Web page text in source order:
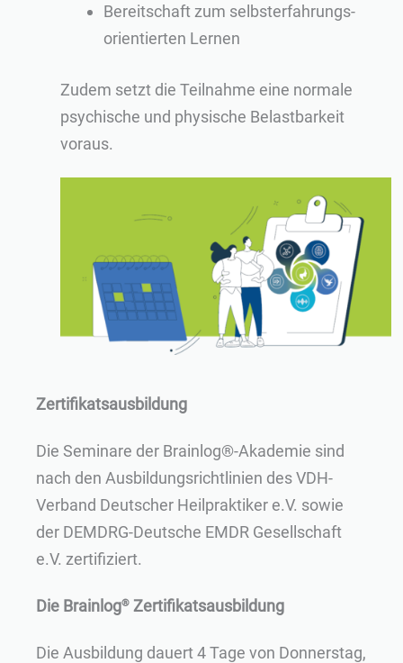
Bereitschaft zum selbsterfahrungs-
orientierten Lernen
Zudem setzt die Teilnahme eine normale
psychische und physische Belastbarkeit
voraus.
Zertifikatsausbildung
Die Seminare der Brainlog®-Akademie sind
nach den Ausbildungsrichtlinien des VDH-
Verband Deutscher Heilpraktiker e.V. sowie
der DEMDRG-Deutsche EMDR Gesellschaft
e.V. zertifiziert.
Die Brainlog® Zertifikatsausbildung
Die Ausbildung dauert 4 Tage von Donnerstag,